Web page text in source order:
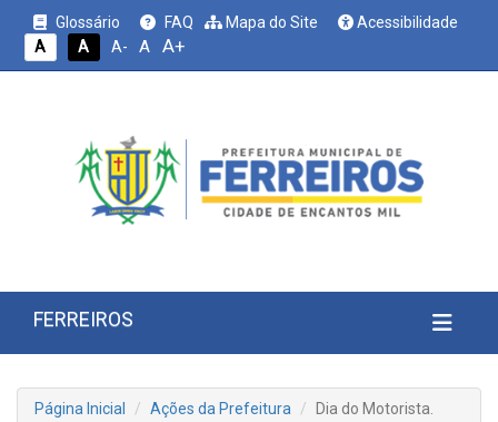
Glossário FAQ Mapa do Site
Acessibilidade
A
A A- A A+
FERREIROS
Página Inicial Ações da Prefeitura Dia do Motorista.